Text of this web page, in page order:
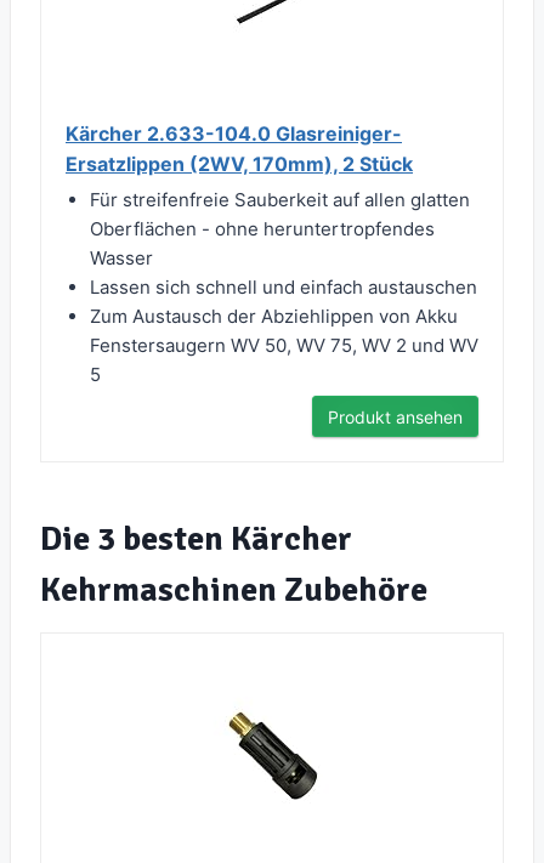
Kärcher 2.633-104.0 Glasreiniger-
Ersatzlippen (2WV, 170mm), 2 Stück
Für streifenfreie Sauberkeit auf allen glatten
Oberflächen - ohne heruntertropfendes
Wasser
Lassen sich schnell und einfach austauschen
Zum Austausch der Abziehlippen von Akku
Fenstersaugern WV 50, WV 75, WV 2 und WV
5
Produkt ansehen
Die 3 besten Kärcher
Kehrmaschinen Zubehöre